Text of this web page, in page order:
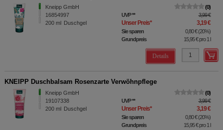
Kneipp GmbH
16854997
200 ml Duschgel
0
UVP** 3,99 €
Unser Preis* 3,19 €
Sie sparen 0,80 €(20%)
Grundpreis
15,95 €pro 1 l
Details
KNEIPP Duschbalsam Rosenzarte Verwöhnpflege
Kneipp GmbH
19107338
200 ml Duschgel
0
UVP** 3,99 €
Unser Preis* 3,19 €
Sie sparen 0,80 €(20%)
Grundpreis
15,95 €pro 1 l